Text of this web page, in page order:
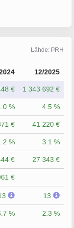
Lähde: PRH
12/2025
€ 1 343 692 €
% 4.5 %
€ 41 220 €
% 3.1 %
€ 27 343 €
€
13
% 2.3 %